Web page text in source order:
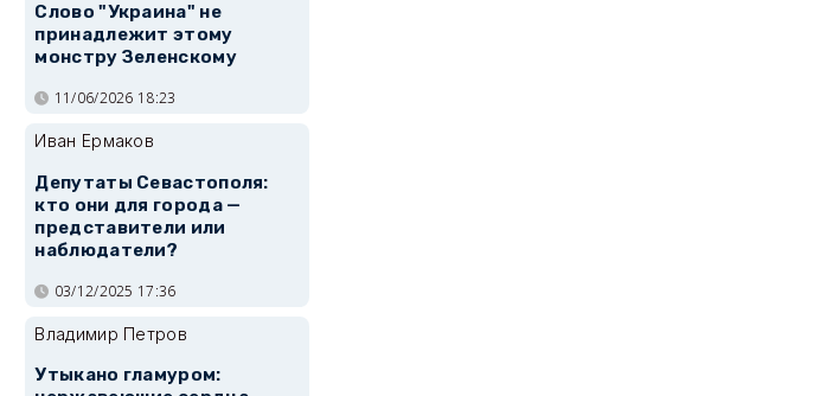
Слово "Украина" не
принадлежит этому
монстру Зеленскому
11/06/2026 18:23
Иван Ермаков
Депутаты Севастополя:
кто они для города —
представители или
наблюдатели?
03/12/2025 17:36
Владимир Петров
Утыкано гламуром: